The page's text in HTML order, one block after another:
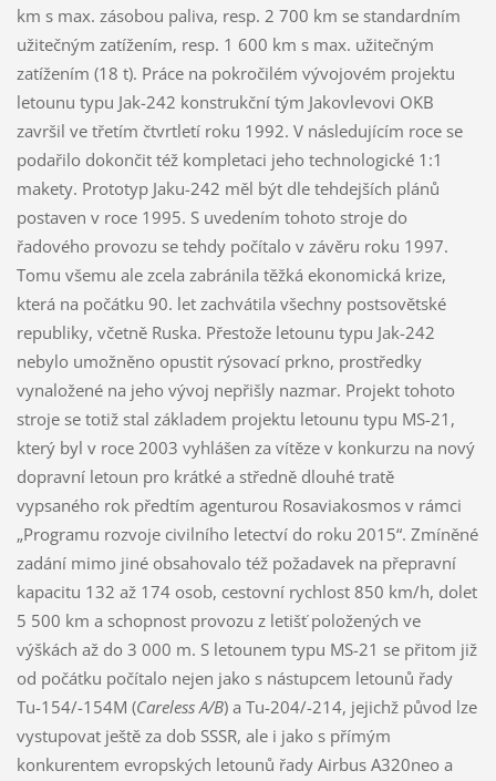
km s max. zásobou paliva, resp. 2 700 km se standardním
užitečným zatížením, resp. 1 600 km s max. užitečným
zatížením (18 t). Práce na pokročilém vývojovém projektu
letounu typu Jak-242 konstrukční tým Jakovlevovi OKB
završil ve třetím čtvrtletí roku 1992. V následujícím roce se
podařilo dokončit též kompletaci jeho technologické 1:1
makety. Prototyp Jaku-242 měl být dle tehdejších plánů
postaven v roce 1995. S uvedením tohoto stroje do
řadového provozu se tehdy počítalo v závěru roku 1997.
Tomu všemu ale zcela zabránila těžká ekonomická krize,
která na počátku 90. let zachvátila všechny postsovětské
republiky, včetně Ruska. Přestože letounu typu Jak-242
nebylo umožněno opustit rýsovací prkno, prostředky
vynaložené na jeho vývoj nepřišly nazmar. Projekt tohoto
stroje se totiž stal základem projektu letounu typu MS-21,
který byl v roce 2003 vyhlášen za vítěze v konkurzu na nový
dopravní letoun pro krátké a středně dlouhé tratě
vypsaného rok předtím agenturou Rosaviakosmos v rámci
„Programu rozvoje civilního letectví do roku 2015“. Zmíněné
zadání mimo jiné obsahovalo též požadavek na přepravní
kapacitu 132 až 174 osob, cestovní rychlost 850 km/h, dolet
5 500 km a schopnost provozu z letišť položených ve
výškách až do 3 000 m. S letounem typu MS-21 se přitom již
od počátku počítalo nejen jako s nástupcem letounů řady
Tu-154/-154M (Careless A/B) a Tu-204/-214, jejichž původ lze
vystupovat ještě za dob SSSR, ale i jako s přímým
konkurentem evropských letounů řady Airbus A320neo a